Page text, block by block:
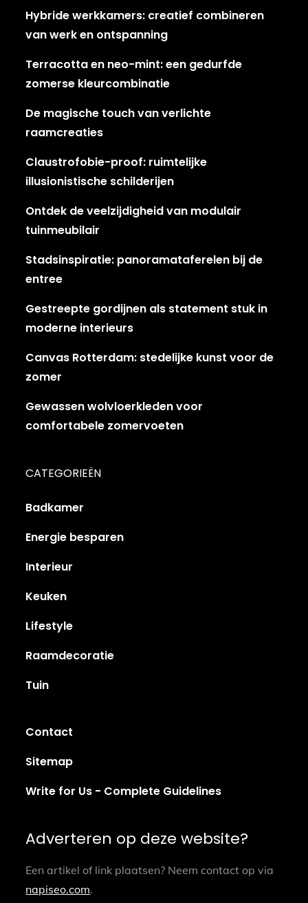
Hybride werkkamers: creatief combineren
van werk en ontspanning
Terracotta en neo-mint: een gedurfde
zomerse kleurcombinatie
De magische touch van verlichte
raamcreaties
Claustrofobie-proof: ruimtelijke
illusionistische schilderijen
Ontdek de veelzijdigheid van modulair
tuinmeubilair
Stadsinspiratie: panoramataferelen bij de
entree
Gestreepte gordijnen als statement stuk in
moderne interieurs
Canvas Rotterdam: stedelijke kunst voor de
zomer
Gewassen wolvloerkleden voor
comfortabele zomervoeten
CATEGORIEËN
Badkamer
Energie besparen
Interieur
Keuken
Lifestyle
Raamdecoratie
Tuin
Contact
Sitemap
Write for Us - Complete Guidelines
Adverteren op deze website?
Een artikel of link plaatsen? Neem contact op via
napiseo.com.